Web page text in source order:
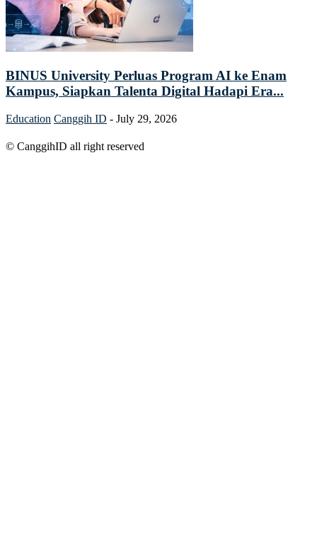
BINUS University Perluas Program AI ke Enam
Kampus, Siapkan Talenta Digital Hadapi Era...
Education Canggih ID - July 29, 2026
© CanggihID all right reserved